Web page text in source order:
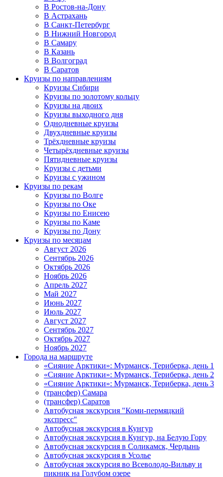
В Ростов-на-Дону
В Астрахань
В Санкт-Петербург
В Нижний Новгород
В Самару
В Казань
В Волгоград
В Саратов
Круизы по направлениям
Круизы Сибири
Круизы по золотому кольцу
Круизы на двоих
Круизы выходного дня
Однодневные круизы
Двухдневные круизы
Трёхдневные круизы
Четырёхдневные круизы
Пятидневные круизы
Круизы с детьми
Круизы с ужином
Круизы по рекам
Круизы по Волге
Круизы по Оке
Круизы по Енисею
Круизы по Каме
Круизы по Дону
Круизы по месяцам
Август 2026
Сентябрь 2026
Октябрь 2026
Ноябрь 2026
Апрель 2027
Май 2027
Июнь 2027
Июль 2027
Август 2027
Сентябрь 2027
Октябрь 2027
Ноябрь 2027
Города на маршруте
«Сияние Арктики»: Мурманск, Териберка, день 1
«Сияние Арктики»: Мурманск, Териберка, день 2
«Сияние Арктики»: Мурманск, Териберка, день 3
(трансфер) Самара
(трансфер) Саратов
Автобусная экскурсия "Коми-пермяцкий
экспресс"
Автобусная экскурсия в Кунгур
Автобусная экскурсия в Кунгур, на Белую Гору
Автобусная экскурсия в Соликамск, Чердынь
Автобусная экскурсия в Усолье
Автобусная экскурсия во Всеволодо-Вильву и
пикник на Голубом озере